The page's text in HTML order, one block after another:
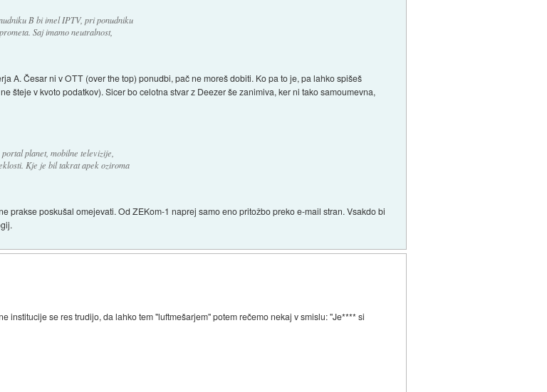
B bi imel IPTV, pri ponudniku
Saj imamo neutralnost,
A. Česar ni v OTT (over the top) ponudbi, pač ne moreš dobiti. Ko pa to je, pa lahko spišeš
šteje v kvoto podatkov). Sicer bo celotna stvar z Deezer še zanimiva, ker ni tako samoumevna,
planet, mobilne televizije,
Kje je bil takrat apek oziroma
prakse poskušal omejevati. Od ZEKom-1 naprej samo eno pritožbo preko e-mail stran. Vsakdo bi
institucije se res trudijo, da lahko tem "luftmešarjem" potem rečemo nekaj v smislu: "Je**** si